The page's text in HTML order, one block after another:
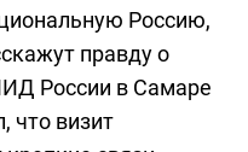
Россию,
правду о
России в Самаре
что визит